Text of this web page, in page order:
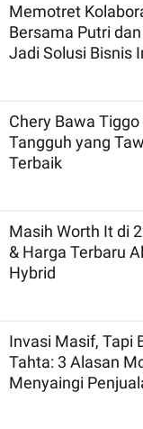
Memotret
Bersama Putri
Jadi Solusi Bisnis
Chery Bawa Tiggo
Tangguh yang
Terbaik
Masih Worth It di
& Harga Terbaru
Hybrid
Invasi Masif, Tapi
Tahta: 3 Alasan
Menyaingi